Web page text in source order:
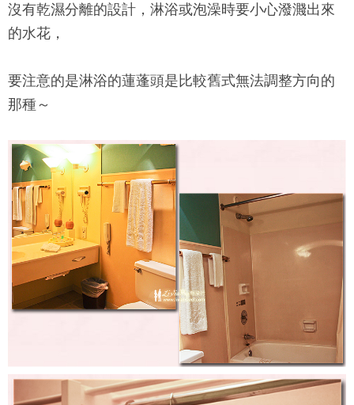
沒有乾濕分離的設計，淋浴或泡澡時要小心潑濺出來
的水花，
要注意的是淋浴的蓮蓬頭是比較舊式無法調整方向的
那種～